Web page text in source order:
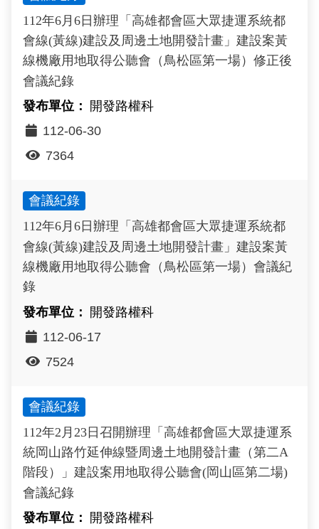
112年6月6日辦理「高雄都會區大眾捷運系統都
會線(黃線)建設及周邊土地開發計畫」建設案黃
線機廠用地取得公聽會（鳥松區第一場）修正後
會議紀錄
開發路權科
112-06-30
7364
會議紀錄
112年6月6日辦理「高雄都會區大眾捷運系統都
會線(黃線)建設及周邊土地開發計畫」建設案黃
線機廠用地取得公聽會（鳥松區第一場）會議紀
錄
開發路權科
112-06-17
7524
會議紀錄
112年2月23日召開辦理「高雄都會區大眾捷運系
統岡山路竹延伸線暨周邊土地開發計畫（第二A
階段）」建設案用地取得公聽會(岡山區第二場)
會議紀錄
開發路權科